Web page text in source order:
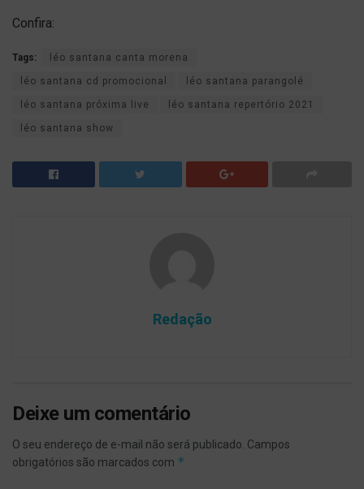
Confira:
Tags: léo santana canta morena
léo santana cd promocional léo santana parangolé
léo santana próxima live léo santana repertório 2021
léo santana show
Redação
Deixe um comentário
O seu endereço de e-mail não será publicado. Campos
obrigatórios são marcados com *